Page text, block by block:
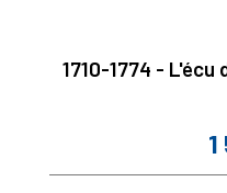
1710-1774 -